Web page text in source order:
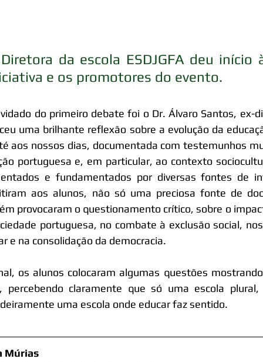
da escola ESDJGFA deu início
e os promotores do evento.
do primeiro debate foi o Dr. Álvaro Santos, ex-
uma brilhante reflexão sobre a evolução da
aos nossos dias, documentada com testemunhos
portuguesa e, em particular, ao contexto
e fundamentados por diversas fontes de
aos alunos, não só uma preciosa fonte de
provocaram o questionamento crítico, sobre o
portuguesa, no combate à exclusão social,
e na consolidação da democracia.
os alunos colocaram algumas questões
percebendo claramente que só uma escola
uma escola onde educar faz sentido.
Múrias